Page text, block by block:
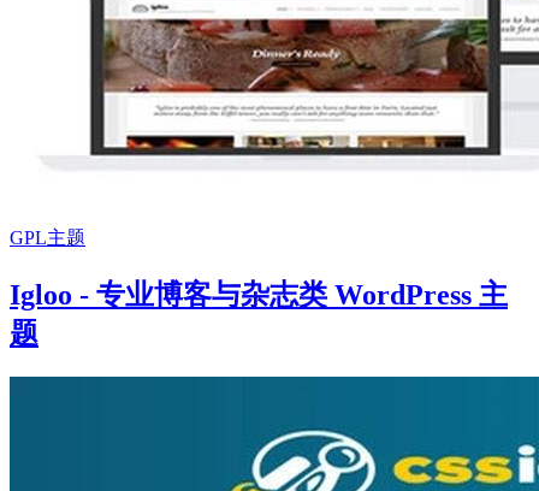
GPL主题
Igloo - 专业博客与杂志类 WordPress 主
题